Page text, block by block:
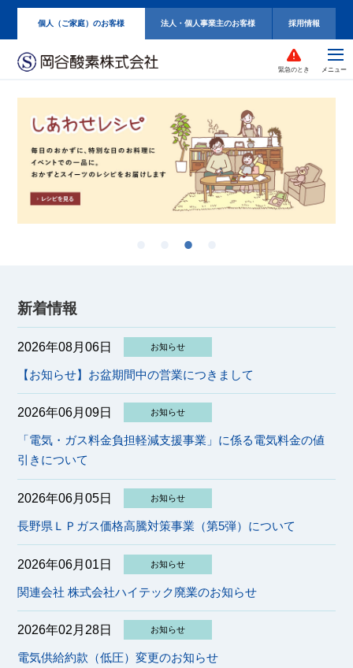
個人（ご家庭）のお客様 法人・個人事業主のお客様 採用情報
緊急のとき
新着情報
2026年08月06日 お知らせ
【お知らせ】お盆期間中の営業につきまして
2026年06月09日 お知らせ
「電気・ガス料金負担軽減支援事業」に係る電気料金の値
引きについて
2026年06月05日 お知らせ
長野県ＬＰガス価格高騰対策事業（第5弾）について
2026年06月01日 お知らせ
関連会社 株式会社ハイテック廃業のお知らせ
2026年02月28日 お知らせ
電気供給約款（低圧）変更のお知らせ